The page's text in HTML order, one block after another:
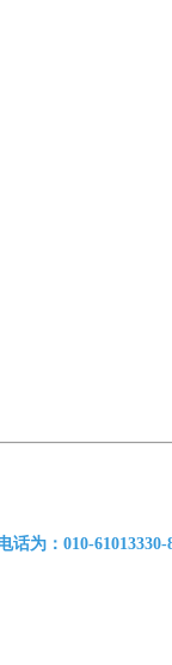
为：010-61013330-